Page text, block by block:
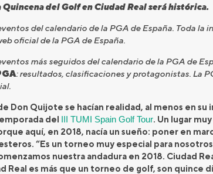
del Golf en Ciudad Real será histórica.
del calendario de la PGA de España. Toda la
oficial de la PGA de España.
más seguidos del calendario de la PGA de
: resultados, clasificaciones y protagonistas. La
Don Quijote se hacían realidad, al menos en su
del III TUMI Spain Golf Tour. Un lugar
aquí, en 2018, nacía un sueño: poner en
“Es un torneo muy especial para
nuestra andadura en 2018. Ciudad
Real es más que un torneo de golf, son quince